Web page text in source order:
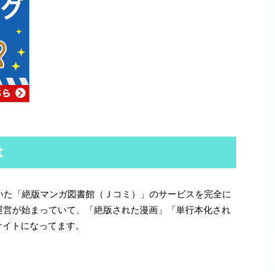
「絶版マンガ図書館（Ｊコミ）」のサービスを完全に
が始まっていて、「絶版された漫画」「単行本化され
トになってます。